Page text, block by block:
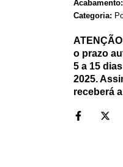
Acabamento:
Categoria:
o prazo
5 a 15
2025.
receberá